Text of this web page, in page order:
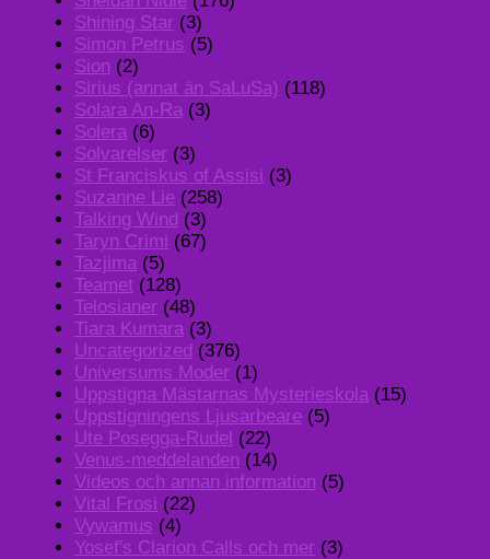
Shining Star (3)
Simon Petrus (5)
Sion (2)
Sirius (annat än SaLuSa) (118)
Solara An-Ra (3)
Solera (6)
Solvarelser (3)
St Franciskus of Assisi (3)
Suzanne Lie (258)
Talking Wind (3)
Taryn Crimi (67)
Tazjima (5)
Teamet (128)
Telosianer (48)
Tiara Kumara (3)
Uncategorized (376)
Universums Moder (1)
Uppstigna Mästarnas Mysterieskola (15)
Uppstigningens Ljusarbeare (5)
Ute Posegga-Rudel (22)
Venus-meddelanden (14)
Videos och annan information (5)
Vital Frosi (22)
Vywamus (4)
Yosef's Clarion Calls och mer (3)